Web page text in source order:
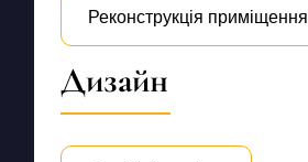
Реконструкція приміщення
Дизайн